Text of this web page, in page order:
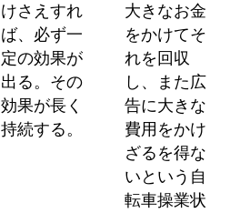
けさえすれ
ば、必ず一
定の効果が
出る。その
効果が長く
持続する。
大きなお金
をかけてそ
れを回収
し、また広
告に大きな
費用をかけ
ざるを得な
いという自
転車操業状